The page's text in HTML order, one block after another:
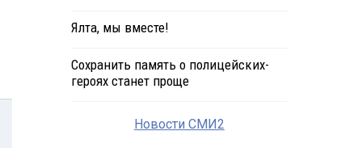
Ялта, мы вместе!
Сохранить память о полицейских-
героях станет проще
Новости СМИ2